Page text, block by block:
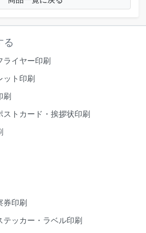
る
ライヤー印刷
ット印刷
刷
ストカード・挨拶状印刷
券印刷
テッカー・ラベル印刷